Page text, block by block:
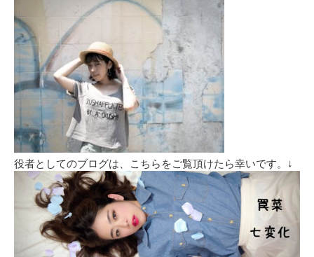
役者としてのブログは、こちらをご覧頂けたら幸いです。↓